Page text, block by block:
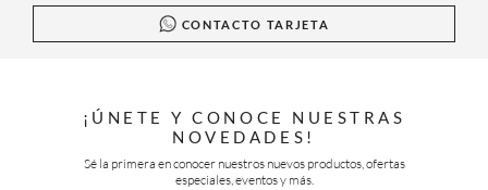
CONTACTO TARJETA
¡ÚNETE Y CONOCE NUESTRAS
NOVEDADES!
Sé la primera en conocer nuestros nuevos productos, ofertas
especiales, eventos y más.